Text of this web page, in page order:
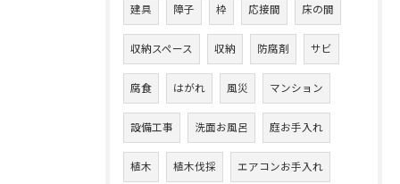
建具 障子 枠 応接間 床の間
収納スペース 収納 防腐剤 サビ
腐食 はがれ 風災 マンション
設備工事 洗面お風呂 庭お手入れ
植木 植木伐採 エアコンお手入れ